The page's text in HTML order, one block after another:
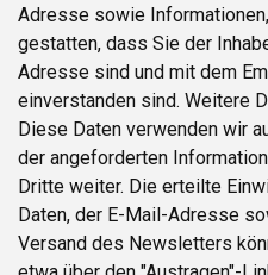
Adresse sowie
gestatten, dass Sie der
Adresse sind und mit dem
einverstanden sind. Weitere
Diese Daten verwenden wir
der angeforderten
Dritte weiter. Die erteilte
Daten, der E-Mail-Adresse
Versand des Newsletters